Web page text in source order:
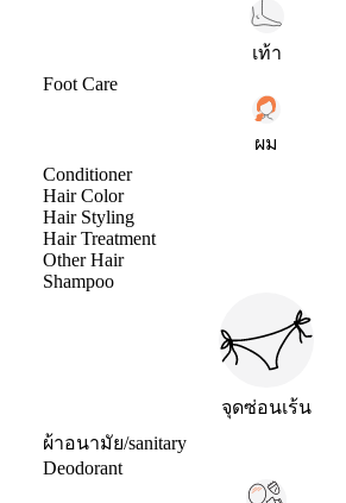
เท้า
Foot Care
ผม
Conditioner
Hair Color
Hair Styling
Hair Treatment
Other Hair
Shampoo
จุดซ่อนเร้น
ผ้าอนามัย/sanitary
Deodorant